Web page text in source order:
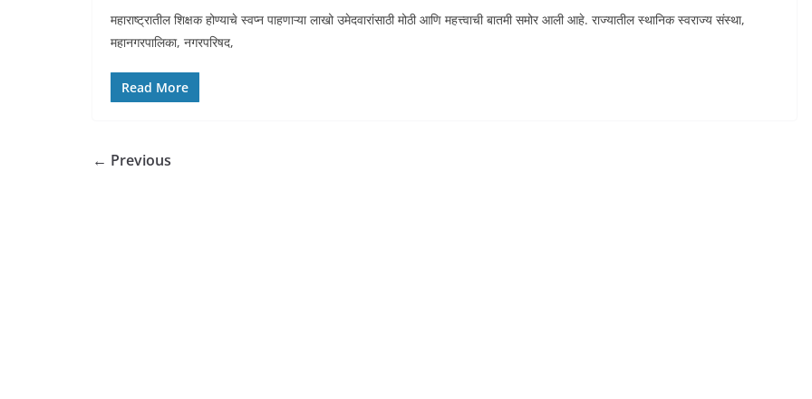
महाराष्ट्रातील शिक्षक होण्याचे स्वप्न पाहणाऱ्या लाखो उमेदवारांसाठी मोठी आणि महत्त्वाची बातमी समोर आली आहे. राज्यातील स्थानिक स्वराज्य संस्था,
महानगरपालिका, नगरपरिषद,
Read More
← Previous